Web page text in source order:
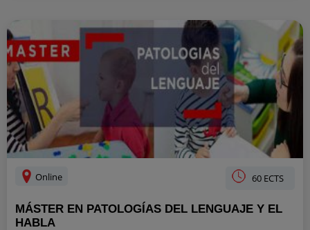
Online 60 ECTS
MÁSTER EN PATOLOGÍAS DEL LENGUAJE Y EL
HABLA